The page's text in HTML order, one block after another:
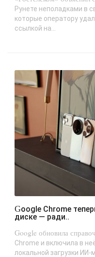
Рунете неполадками в
которые оператору
ссылкой на...
Google Chrome теперь потребует до 20 Гбайт на
диске — ради..
Google обновила
Chrome и включила в
локальной загрузки